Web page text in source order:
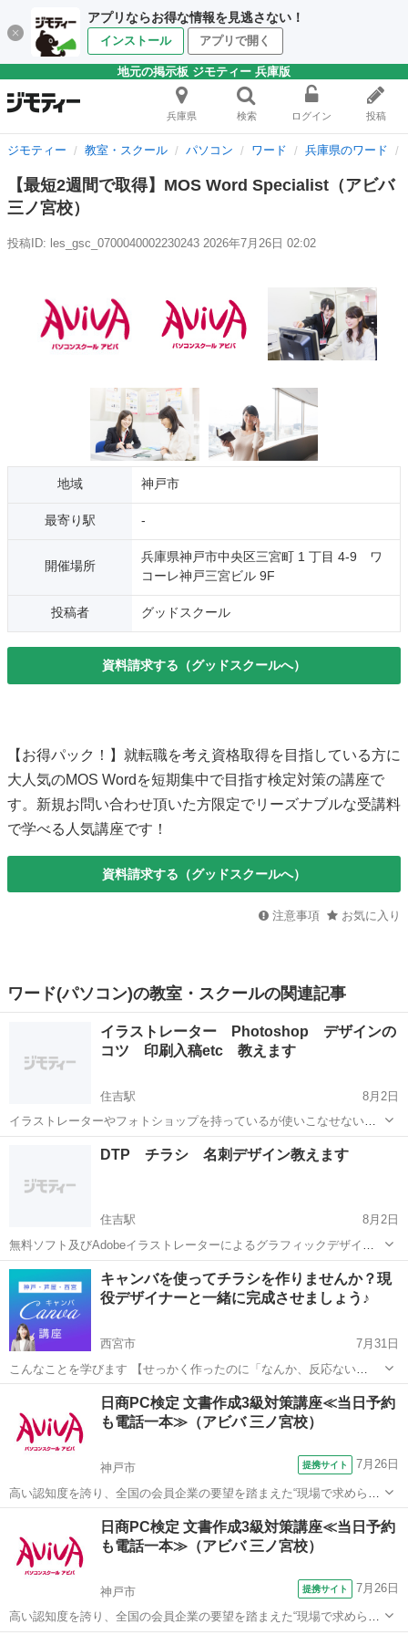
アプリならお得な情報を見逃さない！
インストール アプリで開く
地元の掲示板 ジモティー 兵庫版
兵庫県 検索 ログイン 投稿
ジモティー 教室・スクール パソコン ワード 兵庫県のワード
【最短2週間で取得】MOS Word Specialist（アビバ
三ノ宮校）
投稿ID: les_gsc_0700040002230243 2026年7月26日 02:02
地域 神戸市
最寄り駅 -
開催場所
兵庫県神戸市中央区三宮町 1 丁目 4-9 ワ
コーレ神戸三宮ビル 9F
投稿者 グッドスクール
資料請求する（グッドスクールへ）
【お得パック！】就転職を考え資格取得を目指している方に
大人気のMOS Wordを短期集中で目指す検定対策の講座で
す。新規お問い合わせ頂いた方限定でリーズナブルな受講料
で学べる人気講座です！
資料請求する（グッドスクールへ）
注意事項 お気に入り
ワード(パソコン)の教室・スクールの関連記事
イラストレーター Photoshop デザインの
コツ 印刷入稿etc 教えます
住吉駅
8月2日
イラストレーターやフォトショップを持っているが使いこなせない。
お店や個人でチラシや名刺を作りたいがどうやって作って良いかわか
らない方 通りいっぺんのカリキュラムではなく、皆さんのレベルに合
わせて 希望のスキルが出来る...
神戸市 住吉駅 Illustrator イラストレーター
DTP チラシ 名刺デザイン教えます
住吉駅
8月2日
無料ソフト及びAdobeイラストレーターによるグラフィックデザイン
をお教えします。 初めての方でも最低名刺デザインができるように教
えています。 通りいっぺんのカリキュラムではなくレベル、やりたい
ことに合わせて指導致します...
兵庫 神戸市 パソコン グラフィックデザイン
キャンバを使ってチラシを作りませんか？現
役デザイナーと一緒に完成させましょう♪
西宮市
7月31日
こんなことを学びます 【せっかく作ったのに「なんか、反応ない
な…」と思ったことありませんか？】 「見た目はオシャレに作ったつ
もり」 「たくさん情報も入れた」 でも…申し込みがない。 それ、“伝
え方”の設計がズレ...
西宮市 ホームページ作成 チラシ
日商PC検定 文書作成3級対策講座≪当日予約
も電話一本≫（アビバ 三ノ宮校）
神戸市 提携サイト 7月26日
高い認知度を誇り、全国の会員企業の要望を踏まえた“現場で求められ
ているスキル”、つまり実務を強く想定したスキルが身につく「日商PC
検定 文書作成3級」の取得に向けた学習を行います。
神戸市 ワード
日商PC検定 文書作成3級対策講座≪当日予約
も電話一本≫（アビバ 三ノ宮校）
神戸市 提携サイト 7月26日
高い認知度を誇り、全国の会員企業の要望を踏まえた“現場で求められ